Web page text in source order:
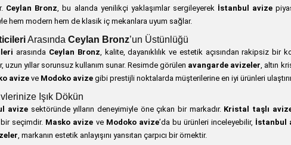
Ceylan Bronz , bu alanda yenilikçi yaklaşımlar sergileyerek İstanbul avize
hem modern hem de klasik iç mekanlara uyum sağlar.
Arasında Ceylan Bronz’un Üstünlüğü
arasında Ceylan Bronz , kalite, dayanıklılık ve estetik açısından rakipsiz bir
uzun yıllar sorunsuz kullanım sunar. Resimde görülen avangarde avizeler , altın
avizeve Modoko avizegibi prestijli noktalarda müşterilerine en iyi ürünleri
Işık Dökün
avizesektöründe yılların deneyimiyle öne çıkan bir markadır. Kristal taşlı
seçimdir. Masko avize ve Modoko avize’da bu ürünleri inceleyebilir, İstanbul
, markanın estetik anlayışını yansıtan çarpıcı bir örnektir.